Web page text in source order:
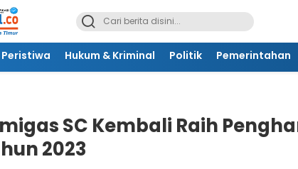
Peristiwa Hukum & Kriminal Politik Pemerintahan
SC Kembali Raih
2023